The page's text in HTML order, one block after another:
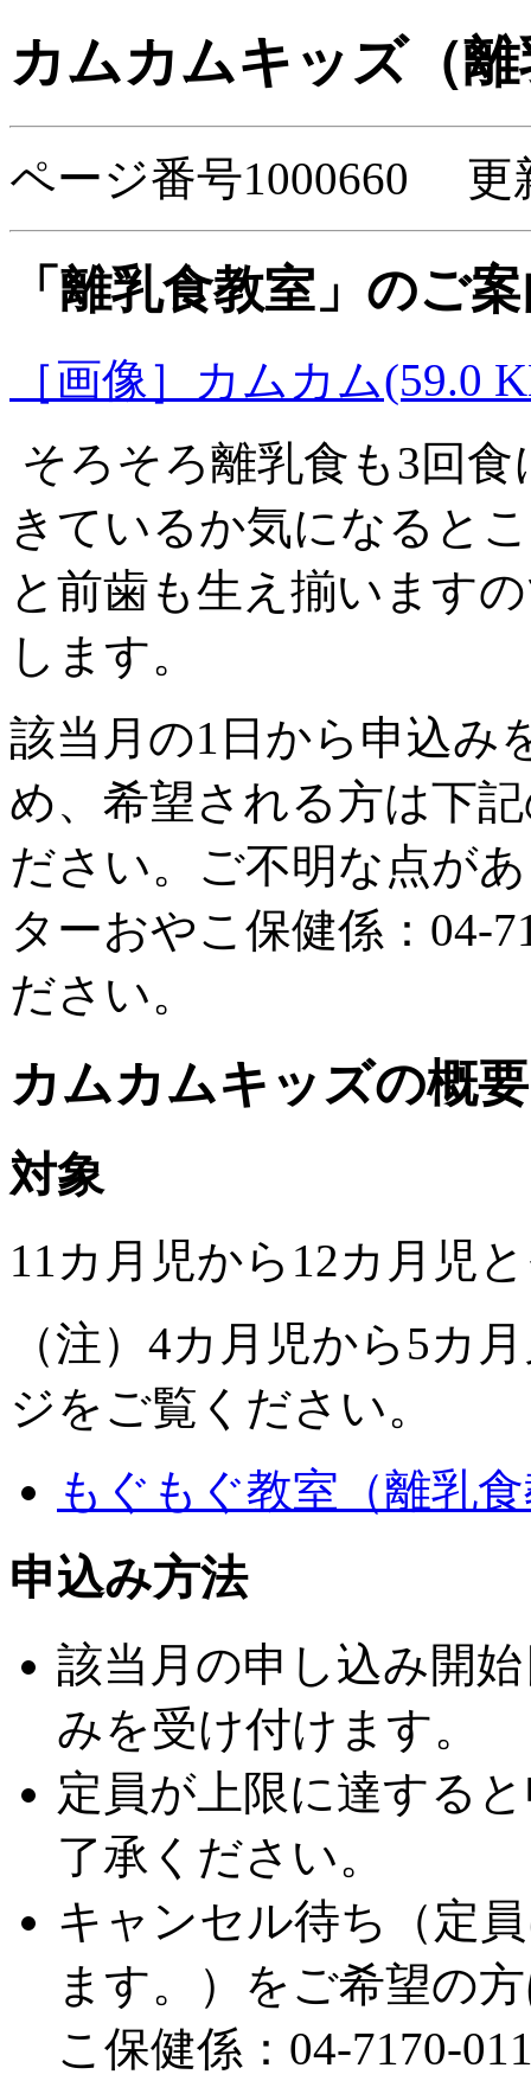
カムカムキッズ（
ページ番号1000660 更
「離乳食教室」のご
［画像］カムカム(59.0
そろそろ離乳食も3回
きているか気になると
と前歯も生え揃います
します。
該当月の1日から申込み
め、希望される方は下
ださい。ご不明な点が
ターおやこ保健係：04-
ださい。
カムカムキッズの概要
対象
11カ月児から12カ月児
（注）4カ月児から5カ
ジをご覧ください。
もぐもぐ教室（離乳
申込み方法
該当月の申し込み開
みを受け付けます。
定員が上限に達する
了承ください。
キャンセル待ち（定
ます。）をご希望の
こ保健係：04-7170-